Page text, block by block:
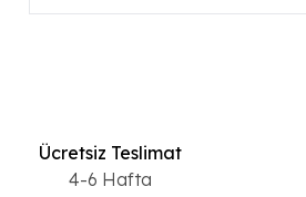
Ücretsiz Teslimat
4-6 Hafta